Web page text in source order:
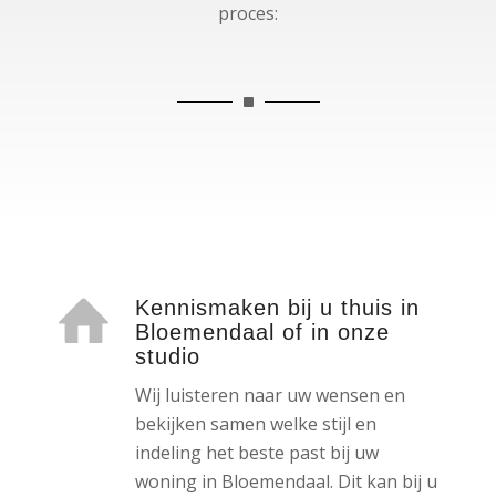
proces:
Kennismaken bij u thuis in
Bloemendaal of in onze
studio
Wij luisteren naar uw wensen en
bekijken samen welke stijl en
indeling het beste past bij uw
woning in Bloemendaal. Dit kan bij u